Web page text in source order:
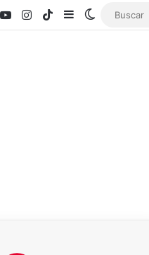
YouTubeInstagram
TikTokSidebarSwitch skin